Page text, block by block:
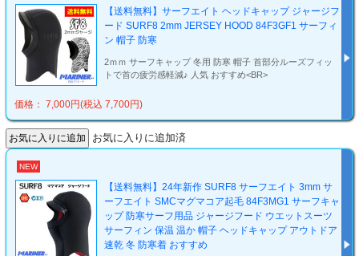
【送料無料】サーフエイト ヘッドキャップ ジャージフ
ード SURF8 2mm JERSEY HOOD 84F3GF1 サーフィ
ン 帽子 防寒
2ｍｍ サーフキャップ 冬用 防寒 帽子 首部分ルーズフィッ
トで首の疲労感軽減♪ 人気 おすすめ<BR>
価格： 7,000円(税込 7,700円)
お気に入りに追加済
NEW
【送料無料】24年新作 SURF8 サーフエイト 3mm サ
ーフエイト SMCマグマコア起毛 84F3MG1 サーフキャ
ップ 防寒サーフ用品 ジャージフード ウエットスーツ
サーフィン 保温 温か 帽子 ヘッドキャップ アウトドア
速乾 冬 防寒着 おすすめ